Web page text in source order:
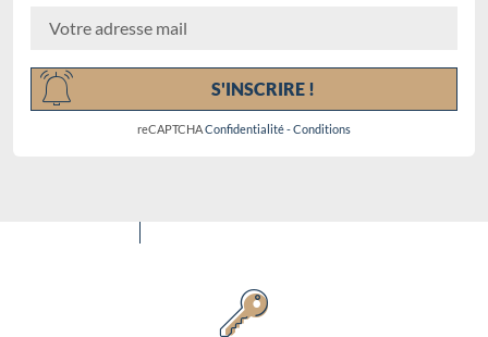
S'INSCRIRE !
reCAPTCHAConfidentialité-Conditions